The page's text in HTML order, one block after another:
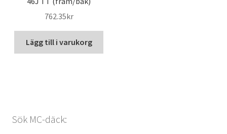
762.35kr
Lägg till i varukorg
Sök MC-däck: